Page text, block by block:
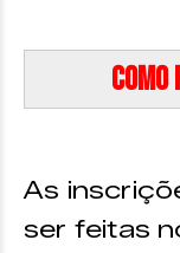
As
ser feitas